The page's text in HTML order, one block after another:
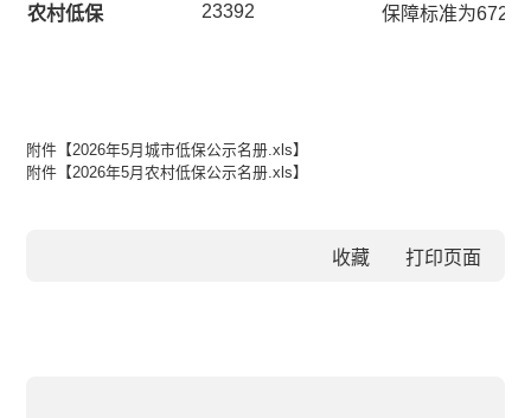
农村低保 23392 保障标准为6720
附件【2026年5月城市低保公示名册.xls】
附件【2026年5月农村低保公示名册.xls】
收藏